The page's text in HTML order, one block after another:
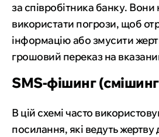
за співробітника банку.
використати погрози, щоб
інформацію або змусити
грошовий переказ на
SMS-фішинг
В цій схемі часто
посилання, які ведуть